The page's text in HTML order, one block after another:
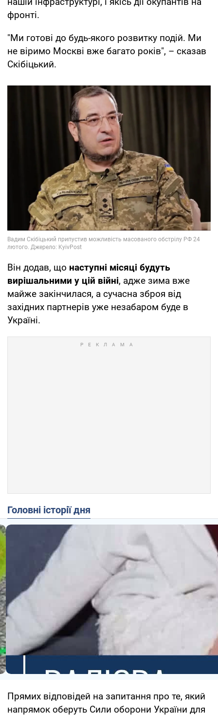
фронті.
"Ми готові до будь-якого розвитку подій. Ми
не віримо Москві вже багато років", – сказав
Скібіцький.
Він додав, що наступні місяці будуть
вирішальними у цій війні, адже зима вже
майже закінчилася, а сучасна зброя від
західних партнерів уже незабаром буде в
Україні.
Головні історії дня
Прямих відповідей на запитання про те, який
напрямок оберуть Сили оборони України для